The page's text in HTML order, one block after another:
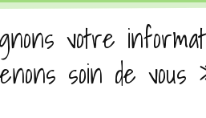
votre
soin de vous